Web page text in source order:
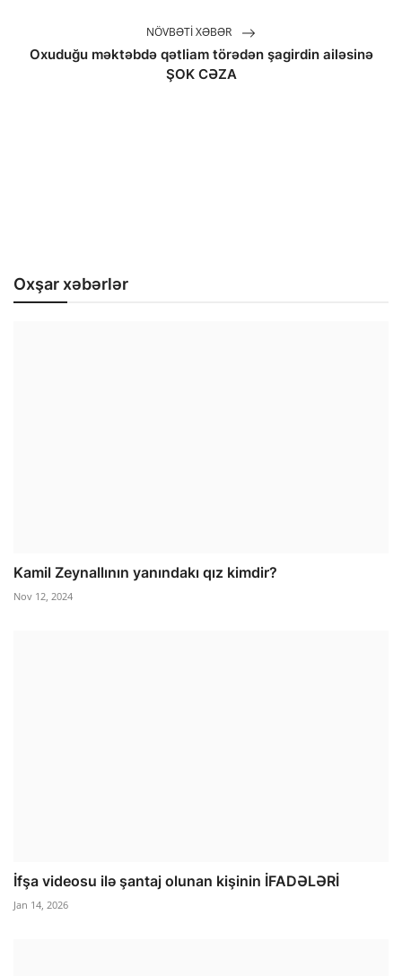
NÖVBƏTI XƏBƏR
Oxuduğu məktəbdə qətliam törədən şagirdin ailəsinə
ŞOK CƏZA
Oxşar xəbərlər
Kamil Zeynallının yanındakı qız kimdir?
Nov 12, 2024
İfşa videosu ilə şantaj olunan kişinin İFADƏLƏRİ
Jan 14, 2026